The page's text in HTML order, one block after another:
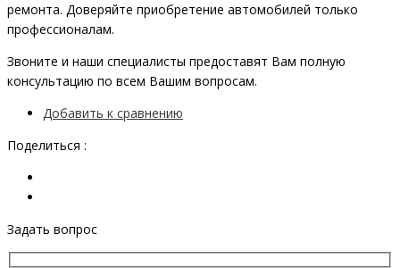
ремонта. Доверяйте приобретение автомобилей только
профессионалам.
Звоните и наши специалисты предоставят Вам полную
консультацию по всем Вашим вопросам.
Добавить к сравнению
Поделиться :
Задать вопрос